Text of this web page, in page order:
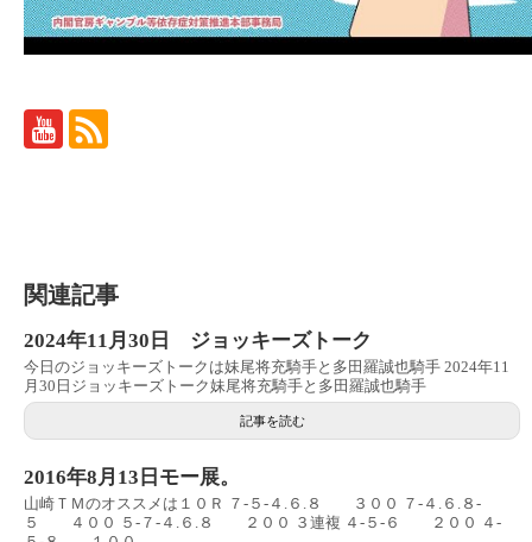
関連記事
2024年11月30日 ジョッキーズトーク
今日のジョッキーズトークは妹尾将充騎手と多田羅誠也騎手 2024年11
月30日ジョッキーズトーク妹尾将充騎手と多田羅誠也騎手
記事を読む
2016年8月13日モー展。
山崎ＴＭのオススメは１０Ｒ ７‐５‐４.６.８ ３００ ７‐４.６.８‐
５ ４００ ５‐７‐４.６.８ ２００ ３連複 ４‐５‐６ ２００ ４‐